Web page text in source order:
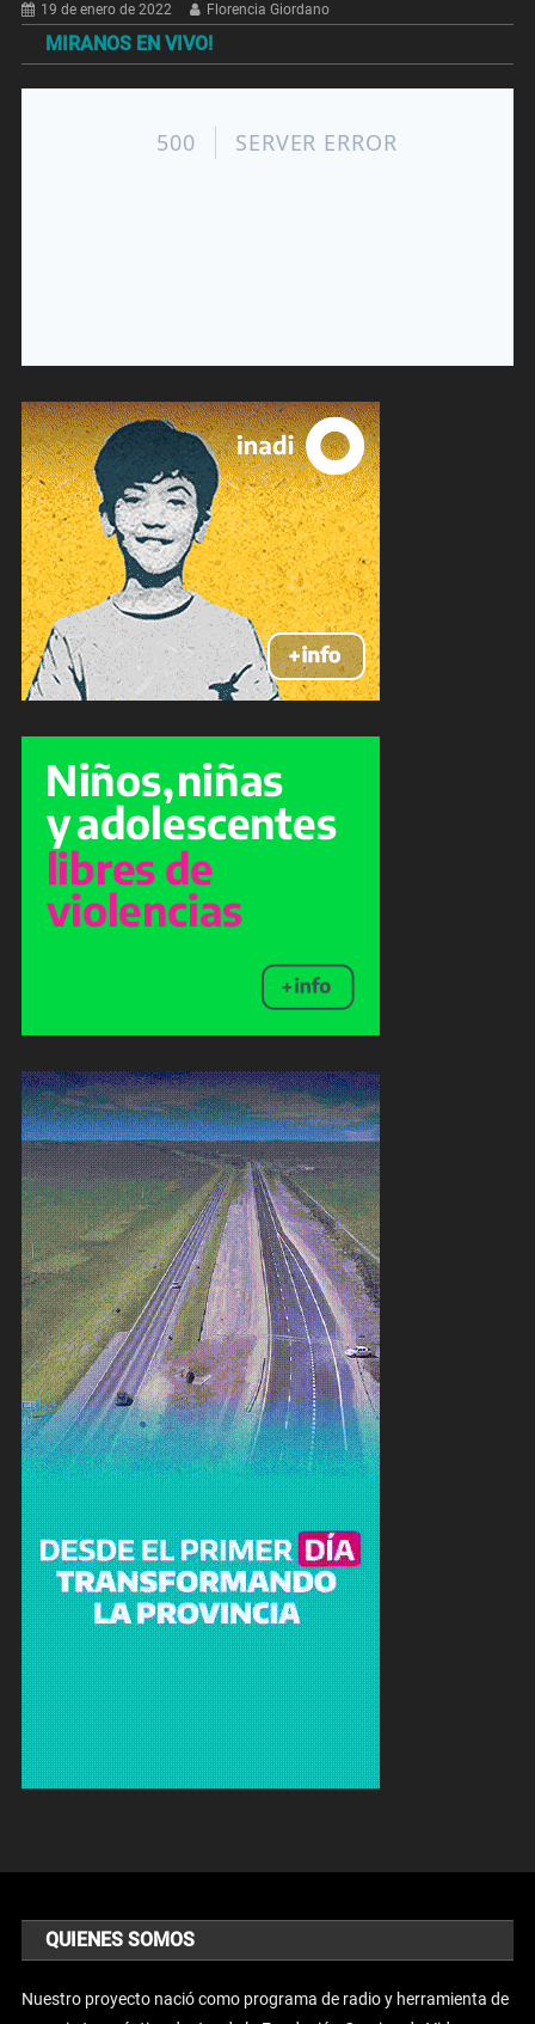
19 de enero de 2022 Florencia Giordano
MIRANOS EN VIVO!
QUIENES SOMOS
Nuestro proyecto nació como programa de radio y herramienta de